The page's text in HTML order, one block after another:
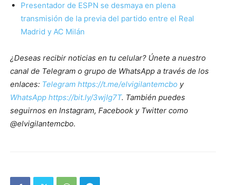
Presentador de ESPN se desmaya en plena
transmisión de la previa del partido entre el Real
Madrid y AC Milán
¿Deseas recibir noticias en tu celular? Únete a nuestro
canal de Telegram o grupo de WhatsApp a través de los
enlaces: Telegram https://t.me/elvigilantemcbo y
WhatsApp https://bit.ly/3wjIg7T. También puedes
seguirnos en Instagram, Facebook y Twitter como
@elvigilantemcbo.